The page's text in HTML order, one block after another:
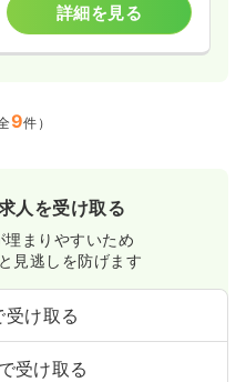
詳細を見る
9件）
人を受け取る
まりやすいため
見逃しを防げます
受け取る
受け取る